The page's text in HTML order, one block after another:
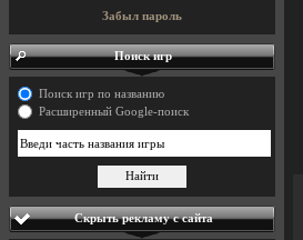
Забыл пароль
Поиск игр
Поиск игр по названию
Расширенный Google-поиск
Скрыть рекламу с сайта